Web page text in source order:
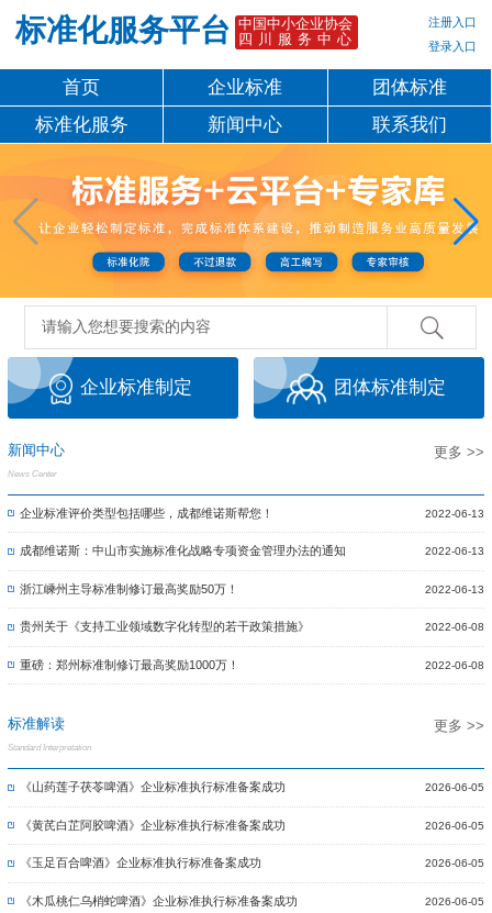
标准化服务平台 中国中小企业协会
四川服务中心
注册入口
登录入口
首页 企业标准
团体标准
标准化服务
新闻中心 联系我们
企业标准制定 团体标准制定
更多 >>
新闻中心
News Center
企业标准评价类型包括哪些，成都维诺斯帮您！ 2022-06-13
成都维诺斯：中山市实施标准化战略专项资金管理办法的通知 2022-06-13
浙江嵊州主导标准制修订最高奖励50万！ 2022-06-13
贵州关于《支持工业领域数字化转型的若干政策措施》 2022-06-08
重磅：郑州标准制修订最高奖励1000万！ 2022-06-08
更多 >>
标准解读
Standard Interpretation
《山药莲子茯苓啤酒》企业标准执行标准备案成功 2026-06-05
《黄芪白芷阿胶啤酒》企业标准执行标准备案成功 2026-06-05
《玉足百合啤酒》企业标准执行标准备案成功 2026-06-05
《木瓜桃仁乌梢蛇啤酒》企业标准执行标准备案成功 2026-06-05